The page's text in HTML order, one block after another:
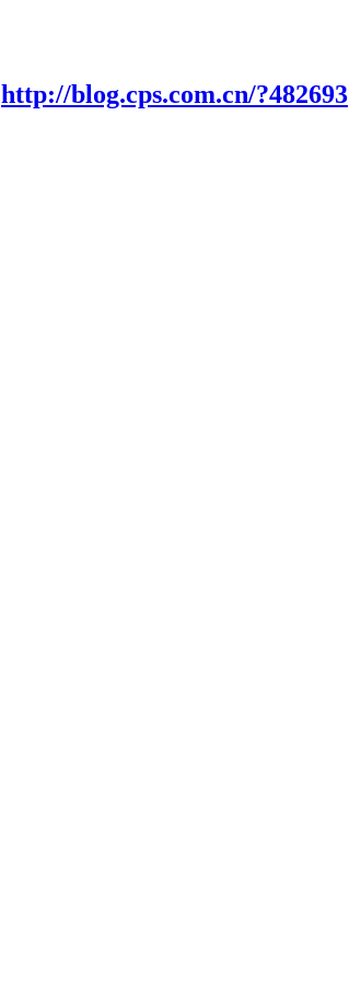
http://blog.cps.com.cn/?482693